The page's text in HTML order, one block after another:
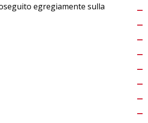
egregiamente sulla